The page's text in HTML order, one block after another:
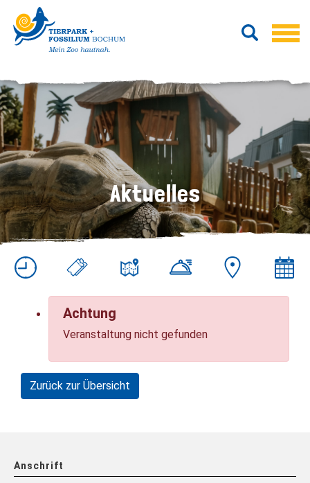
Aktuelles
Achtung
Veranstaltung nicht gefunden
Zurück zur Übersicht
Anschrift